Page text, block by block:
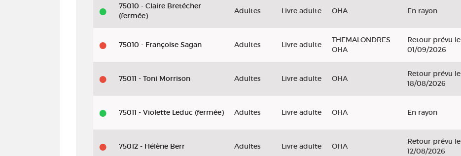
75010 - Claire Bretécher
(fermée)
Adultes Livre adulte OHA En rayon
75010 - Françoise Sagan Adultes Livre adulte
THEMALONDRES
OHA
Retour prévu le
01/09/2026
75011 - Toni Morrison Adultes Livre adulte OHA
Retour prévu le
18/08/2026
75011 - Violette Leduc (fermée) Adultes Livre adulte OHA En rayon
75012 - Hélène Berr Adultes Livre adulte OHA
Retour prévu le
12/08/2026